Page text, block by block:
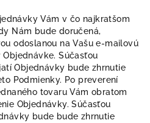
Vám v čo najkratšom
Nám bude doručená,
odoslanou na Vašu e-mailovú
Súčasťou
Objednávky bude zhrnutie
Podmienky. Po preverení
tovaru Vám obratom
Objednávky. Súčasťou
bude bude zhrnutie